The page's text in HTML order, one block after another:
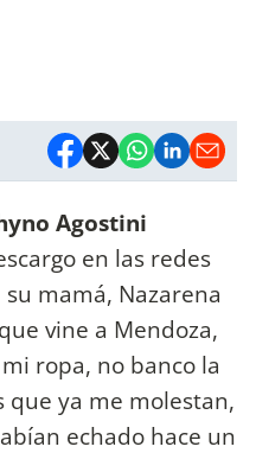
Agostini
en las redes
mamá, Nazarena
vine a Mendoza,
ropa, no banco la
ya me molestan,
echado hace un